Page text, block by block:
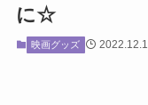
に☆
映画グッズ